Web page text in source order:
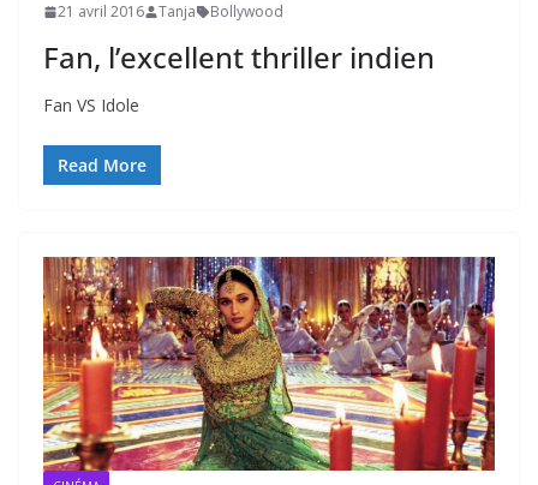
21 avril 2016 Tanja Bollywood
Fan, l’excellent thriller indien
Fan VS Idole
Read More